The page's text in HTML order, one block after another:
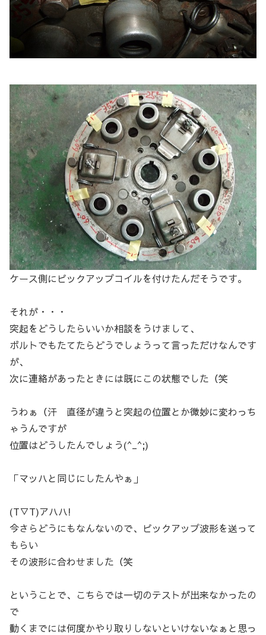
ケース側にピックアップコイルを付けたんだそうです。
それが・・・
突起をどうしたらいいか相談をうけまして、
ボルトでもたてたらどうでしょうって言っただけなんです
が、
次に連絡があったときには既にこの状態でした（笑
うわぁ（汗 直径が違うと突起の位置とか微妙に変わっち
ゃうんですが
位置はどうしたんでしょう(^_^;)
「マッハと同じにしたんやぁ」
(T▽T)アハハ!
今さらどうにもなんないので、ピックアップ波形を送って
もらい
その波形に合わせました（笑
ということで、こちらでは一切のテストが出来なかったの
で
動くまでには何度かやり取りしないといけないなぁと思っ